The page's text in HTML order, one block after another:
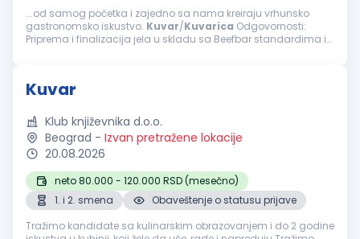
...od samog početka i zajedno sa nama kreiraju vrhunsko
gastronomsko iskustvo. Kuvar/Kuvarica Odgovornosti:
Priprema i finalizacija jela u skladu sa Beefbar standardima i
Kuvar
Klub književnika d.o.o.
Beograd - Izvan pretražene lokacije
20.08.2026
neto 80.000 - 120.000 RSD (mesečno)
1. i 2. smena
Obaveštenje o statusu prijave
Tražimo kandidate sa kulinarskim obrazovanjem i do 2 godine